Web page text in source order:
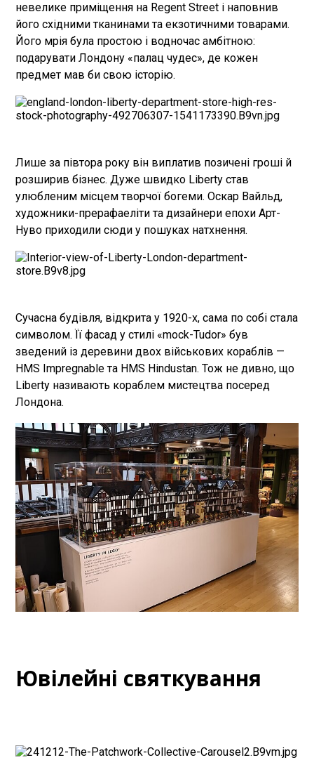
невелике приміщення на Regent Street і наповнив
його східними тканинами та екзотичними товарами.
Його мрія була простою і водночас амбітною:
подарувати Лондону «палац чудес», де кожен
предмет мав би свою історію.
Лише за півтора року він виплатив позичені гроші й
розширив бізнес. Дуже швидко Liberty став
улюбленим місцем творчої богеми. Оскар Вайльд,
художники-прерафаеліти та дизайнери епохи Арт-
Нуво приходили сюди у пошуках натхнення.
Сучасна будівля, відкрита у 1920-х, сама по собі стала
символом. Її фасад у стилі «mock-Tudor» був
зведений із деревини двох військових кораблів —
HMS Impregnable та HMS Hindustan. Тож не дивно, що
Liberty називають кораблем мистецтва посеред
Лондона.
Ювілейні святкування